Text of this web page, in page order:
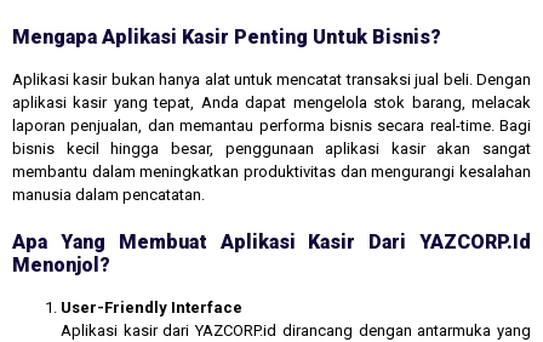
Mengapa Aplikasi Kasir Penting Untuk Bisnis?
Aplikasi kasir bukan hanya alat untuk mencatat transaksi jual beli. Dengan
aplikasi kasir yang tepat, Anda dapat mengelola stok barang, melacak
laporan penjualan, dan memantau performa bisnis secara real-time. Bagi
bisnis kecil hingga besar, penggunaan aplikasi kasir akan sangat
membantu dalam meningkatkan produktivitas dan mengurangi kesalahan
manusia dalam pencatatan.
Apa Yang Membuat Aplikasi Kasir Dari YAZCORP.id
Menonjol?
User-Friendly Interface
Aplikasi kasir dari YAZCORP.id dirancang dengan antarmuka yang